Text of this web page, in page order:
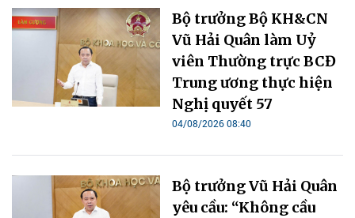
Bộ trưởng Bộ KH&CN
Vũ Hải Quân làm Uỷ
viên Thường trực BCĐ
Trung ương thực hiện
Nghị quyết 57
04/08/2026 08:40
Bộ trưởng Vũ Hải Quân
yêu cầu: “Không cầu